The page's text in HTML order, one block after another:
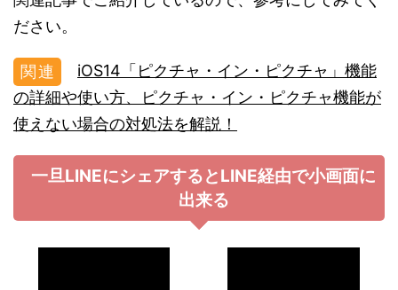
ださい。
iOS14「ピクチャ・イン・ピクチャ」機能
の詳細や使い方、ピクチャ・イン・ピクチャ機能が
使えない場合の対処法を解説！
一旦LINEにシェアするとLINE経由で小画面に
出来る